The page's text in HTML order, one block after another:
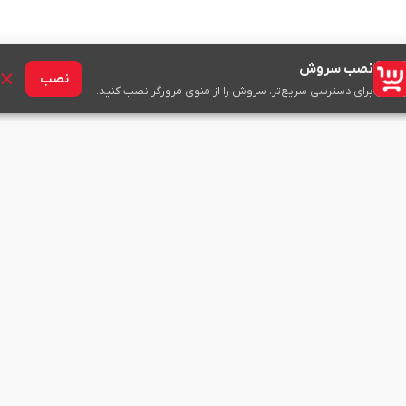
نصب سروش
برای دسترسی سریع‌تر، سروش را از منوی مرورگر نصب کنید.
نصب